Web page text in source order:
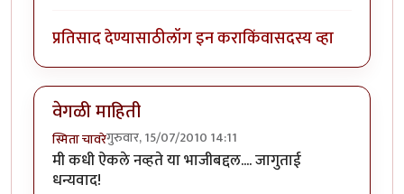
प्रतिसाद देण्यासाठीलॉग इन कराकिंवासदस्य व्हा
वेगळी माहिती
स्मिता चावरेगुरुवार, 15/07/2010 14:11
मी कधी ऐकले नव्हते या भाजीबद्दल.... जागुताई
धन्यवाद!